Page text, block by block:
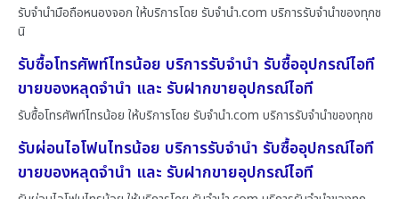
รับจำนำมือถือหนองจอก ให้บริการโดย รับจํานํา.com บริการรับจำนำของทุกช
นิ
รับซื้อโทรศัพท์ไทรน้อย บริการรับจำนำ รับซื้ออุปกรณ์ไอที
ขายของหลุดจำนำ และ รับฝากขายอุปกรณ์ไอที
รับซื้อโทรศัพท์ไทรน้อย ให้บริการโดย รับจํานํา.com บริการรับจำนำของทุกช
รับผ่อนไอโฟนไทรน้อย บริการรับจำนำ รับซื้ออุปกรณ์ไอที
ขายของหลุดจำนำ และ รับฝากขายอุปกรณ์ไอที